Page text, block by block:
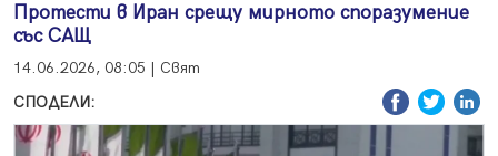
Протести в Иран срещу мирното споразумение
със САЩ
14.06.2026, 08:05 | Свят
СПОДЕЛИ: